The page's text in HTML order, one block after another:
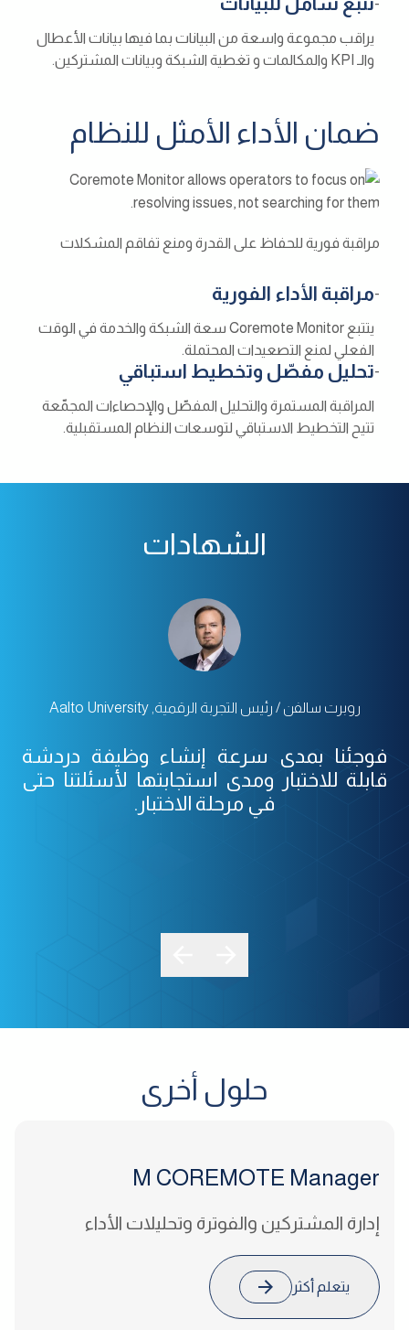
يراقب مجموعة واسعة من البيانات بما فيها بيانات الأعطال
والـ KPI والمكالمات و تغطية الشبكة وبيانات المشتركين.
ضمان الأداء الأمثل للنظام
مراقبة فورية للحفاظ على القدرة ومنع تفاقم المشكلات
-مراقبة الأداء الفورية
يتتبع Coremote Monitor سعة الشبكة والخدمة في الوقت
الفعلي لمنع التصعيدات المحتملة.
-تحليل مفصّل وتخطيط استباقي
المراقبة المستمرة والتحليل المفصّل والإحصاءات المجمّعة
تتيح التخطيط الاستباقي لتوسعات النظام المستقبلية.
الشهادات
روبرت سالفن / رئيس التجربة الرقمية, Aalto University
فوجئنا بمدى سرعة إنشاء وظيفة دردشة
قابلة للاختبار ومدى استجابتها لأسئلتنا حتى
في مرحلة الاختبار.
حلول أخرى
M COREMOTE Manager
إدارة المشتركين والفوترة وتحليلات الأداء
يتعلم أكثر